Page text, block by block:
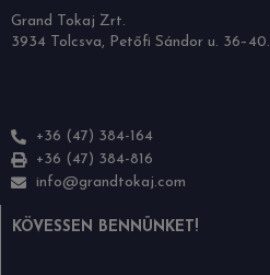
Grand Tokaj Zrt.
3934 Tolcsva, Petőfi Sándor u. 36–40.
+36 (47) 384-164
+36 (47) 384-816
info@grandtokaj.com
KÖVESSEN BENNÜNKET!